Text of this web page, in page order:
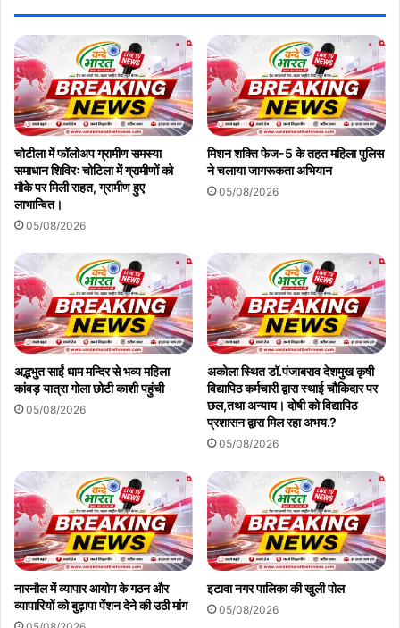
चोटीला में फॉलोअप ग्रामीण समस्या
समाधान शिविरः चोटिला में ग्रामीणों को
मौके पर मिली राहत, ग्रामीण हुए
लाभान्वित।
05/08/2026
मिशन शक्ति फेज-5 के तहत महिला पुलिस
ने चलाया जागरूकता अभियान
05/08/2026
अद्भभुत साईं धाम मन्दिर से भव्य महिला
कांवड़ यात्रा गोला छोटी काशी पहुंची
05/08/2026
अकोला स्थित डॉ.पंजाबराव देशमुख कृषी
विद्यापिठ कर्मचारी द्वारा स्थाई चौकिदार पर
छल,तथा अन्याय। दोषी को विद्यापिठ
प्रशासन द्वारा मिल रहा अभय.?
05/08/2026
नारनौल में व्यापार आयोग के गठन और
व्यापारियों को बुढ़ापा पेंशन देने की उठी मांग
इटावा नगर पालिका की खुली पोल
05/08/2026